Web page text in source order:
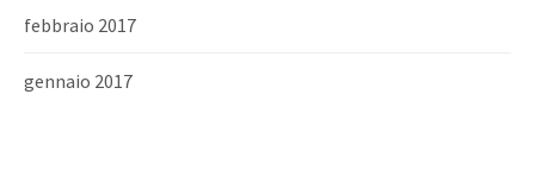
febbraio 2017
gennaio 2017